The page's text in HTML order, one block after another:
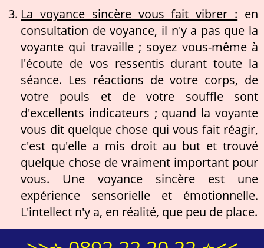
La voyance sincère vous fait vibrer : en
consultation de voyance, il n'y a pas que la
voyante qui travaille ; soyez vous-même à
l'écoute de vos ressentis durant toute la
séance. Les réactions de votre corps, de
votre pouls et de votre souffle sont
d'excellents indicateurs ; quand la voyante
vous dit quelque chose qui vous fait réagir,
c'est qu'elle a mis droit au but et trouvé
quelque chose de vraiment important pour
vous. Une voyance sincère est une
expérience sensorielle et émotionnelle.
L'intellect n'y a, en réalité, que peu de place.